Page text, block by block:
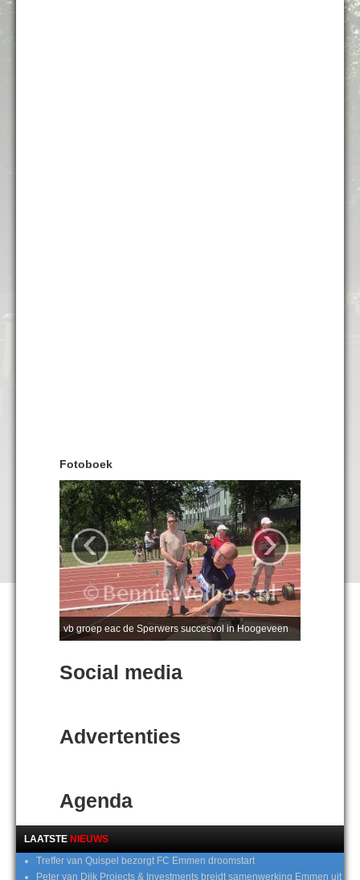
Fotoboek
vb groep eac de Sperwers succesvol in Hoogeveen
‹ ›
Social media
Advertenties
Agenda
LAATSTE NIEUWS
Treffer van Quispel bezorgt FC Emmen droomstart
Peter van Dijk Projects & Investments breidt samenwerking Emmen uit